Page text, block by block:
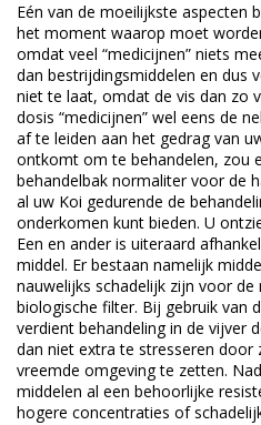
Eén van de moeilijkste aspecten
het moment waarop moet
omdat veel “medicijnen” niets
dan bestrijdingsmiddelen en dus
niet te laat, omdat de vis dan zo
dosis “medicijnen” wel eens de
af te leiden aan het gedrag van
ontkomt om te behandelen, zou
behandelbak normaliter voor de
al uw Koi gedurende de
onderkomen kunt bieden. U
Een en ander is uiteraard
middel. Er bestaan namelijk
nauwelijks schadelijk zijn voor
biologische filter. Bij gebruik van
verdient behandeling in de vijver
dan niet extra te stresseren door
vreemde omgeving te zetten.
middelen al een behoorlijke
hogere concentraties of